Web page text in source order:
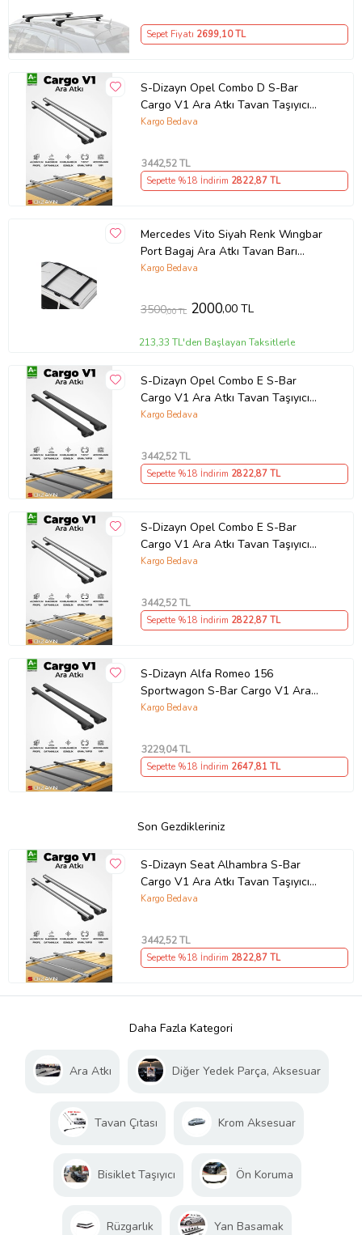
Sepet Fiyatı 2699,10 TL
S-Dizayn Opel Combo D S-Bar
Cargo V1 Ara Atkı Tavan Taşıyıcı
Barı Gri 140 Cm 2011-2018 A+
Kargo Bedava
3442,52 TL
Sepette %18 İndirim 2822,87 TL
Mercedes Vito Siyah Renk Wıngbar
Port Bagaj Ara Atkı Tavan Barı
Arabar
Kargo Bedava
3500,00 TL 2000,00 TL
213,33 TL'den Başlayan Taksitlerle
S-Dizayn Opel Combo E S-Bar
Cargo V1 Ara Atkı Tavan Taşıyıcı
Barı Siyah 140 Cm 2018 Üzeri A+
Kargo Bedava
3442,52 TL
Sepette %18 İndirim 2822,87 TL
S-Dizayn Opel Combo E S-Bar
Cargo V1 Ara Atkı Tavan Taşıyıcı
Barı Gri 140 Cm 2018 Üzeri A+ Kalite
Kargo Bedava
3442,52 TL
Sepette %18 İndirim 2822,87 TL
S-Dizayn Alfa Romeo 156
Sportwagon S-Bar Cargo V1 Ara
Atkı Tavan Taşıyıcı Barı Siyah 120
Kargo Bedava
3229,04 TL
Sepette %18 İndirim 2647,81 TL
Son Gezdikleriniz
S-Dizayn Seat Alhambra S-Bar
Cargo V1 Ara Atkı Tavan Taşıyıcı
Barı Gri 140 Cm 2010-2020 A+
Kargo Bedava
3442,52 TL
Sepette %18 İndirim 2822,87 TL
Daha Fazla Kategori
Ara Atkı Diğer Yedek Parça, Aksesuar
Tavan Çıtası Krom Aksesuar
Bisiklet Taşıyıcı Ön Koruma
Rüzgarlık Yan Basamak